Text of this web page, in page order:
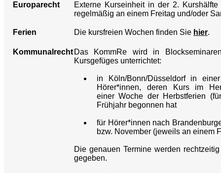
Europarecht
Externe Kurseinheit in der 2.
regelmäßig an einem Freitag und/oder
Ferien Die kursfreien Wochen finden Sie hier.
Kommunalrecht Das KommRe wird in
Kursgefüges unterrichtet:
in Köln/Bonn/Düsseldorf in
Hörer*innen, deren Kurs im
einer Woche der Herbstferien
Frühjahr begonnen hat
für Hörer*innen nach
bzw. November (jeweils an einem
Die genauen Termine werden
gegeben.